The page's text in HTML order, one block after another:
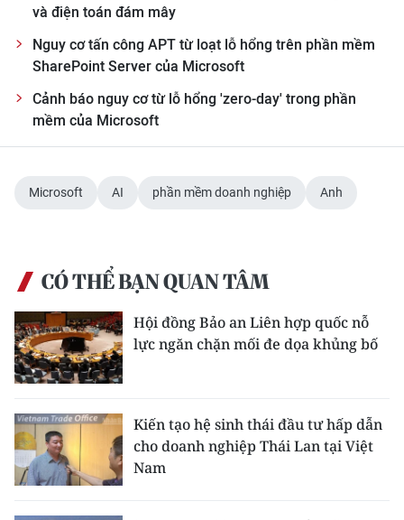
và điện toán đám mây
Nguy cơ tấn công APT từ loạt lỗ hổng trên phần mềm
SharePoint Server của Microsoft
Cảnh báo nguy cơ từ lỗ hổng 'zero-day' trong phần
mềm của Microsoft
Microsoft AI phần mềm doanh nghiệp Anh
CÓ THỂ BẠN QUAN TÂM
Hội đồng Bảo an Liên hợp quốc nỗ
lực ngăn chặn mối đe dọa khủng bố
Kiến tạo hệ sinh thái đầu tư hấp dẫn
cho doanh nghiệp Thái Lan tại Việt
Nam